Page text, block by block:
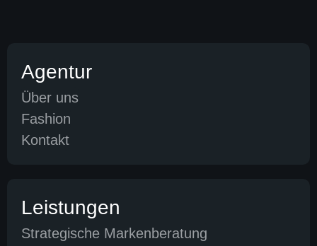
Agentur
Über uns
Fashion
Kontakt
Leistungen
Strategische Markenberatung